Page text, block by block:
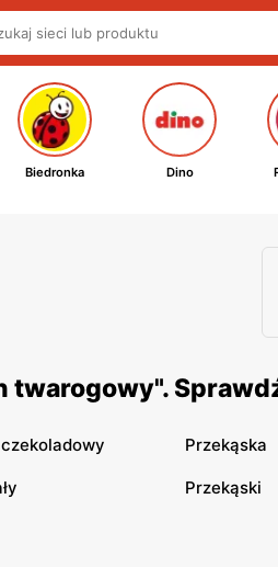
Biedronka Dino
twarogowy".
Przekąska
Przekąski